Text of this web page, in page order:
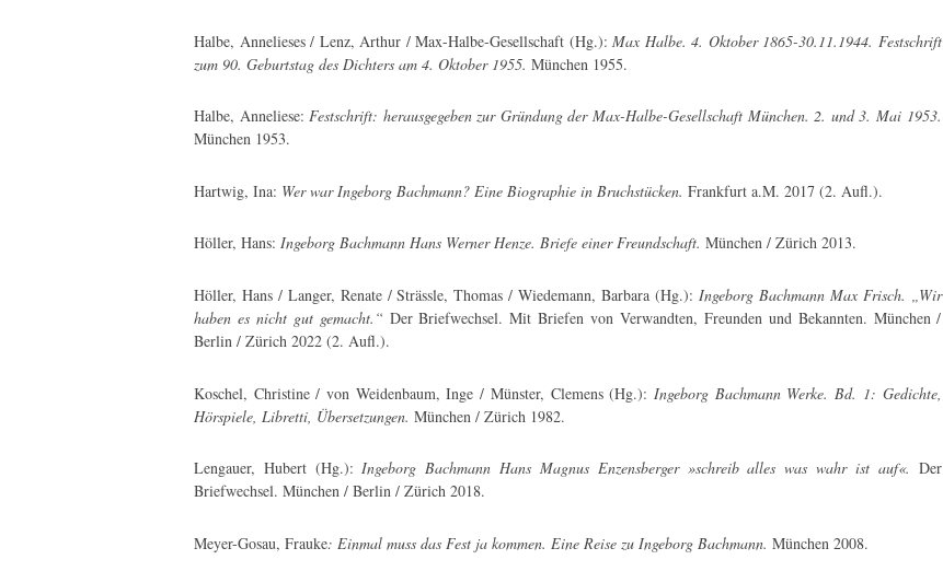
Halbe, Annelieses / Lenz, Arthur / Max-Halbe-Gesellschaft (Hg.): Max Halbe. 4. Oktober 1865-30.11.1944. Festschrift
zum 90. Geburtstag des Dichters am 4. Oktober 1955. München 1955.
Halbe, Anneliese: Festschrift: herausgegeben zur Gründung der Max-Halbe-Gesellschaft München. 2. und 3. Mai 1953.
München 1953.
Hartwig, Ina: Wer war Ingeborg Bachmann? Eine Biographie in Bruchstücken. Frankfurt a.M. 2017 (2. Aufl.).
Höller, Hans: Ingeborg Bachmann Hans Werner Henze. Briefe einer Freundschaft. München / Zürich 2013.
Höller, Hans / Langer, Renate / Strässle, Thomas / Wiedemann, Barbara (Hg.): Ingeborg Bachmann Max Frisch. „Wir
haben es nicht gut gemacht.“ Der Briefwechsel. Mit Briefen von Verwandten, Freunden und Bekannten. München /
Berlin / Zürich 2022 (2. Aufl.).
Koschel, Christine / von Weidenbaum, Inge / Münster, Clemens (Hg.): Ingeborg Bachmann Werke. Bd. 1: Gedichte,
Hörspiele, Libretti, Übersetzungen. München / Zürich 1982.
Lengauer, Hubert (Hg.): Ingeborg Bachmann Hans Magnus Enzensberger »schreib alles was wahr ist auf«. Der
Briefwechsel. München / Berlin / Zürich 2018.
Meyer-Gosau, Frauke: Einmal muss das Fest ja kommen. Eine Reise zu Ingeborg Bachmann. München 2008.